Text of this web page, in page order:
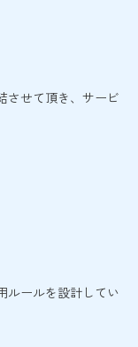
させて頂き、サービ
ルールを設計してい